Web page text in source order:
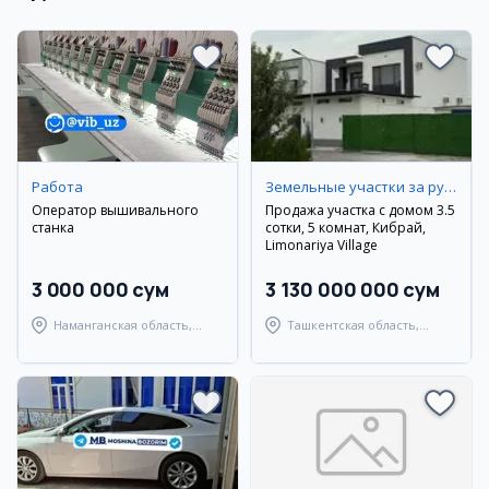
Работа
Оператор вышивального
станка
3 000 000 сум
Наманганская область,
Земельные участки за рубежом
Продажа участка с домом 3.5
сотки, 5 комнат, Кибрай,
Limonariya Village
3 130 000 000 сум
Ташкентская область,